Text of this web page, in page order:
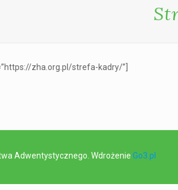
zha.org.pl/strefa-kadry/”]
Adwentystycznego. Wdrożenie Go3.pl